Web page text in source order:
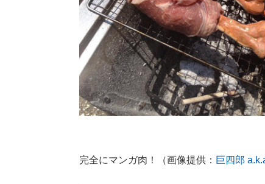
完全にマンガ肉！（画像提供： 巨四郎